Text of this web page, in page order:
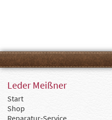
Leder Meißner
Start
Shop
Reparatur-Service